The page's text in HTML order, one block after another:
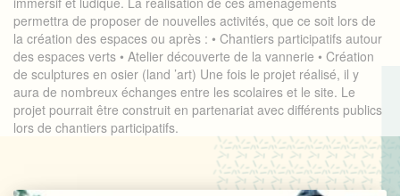
permettra de proposer de nouvelles activités, que ce soit lors de
la création des espaces ou après : • Chantiers participatifs autour
des espaces verts • Atelier découverte de la vannerie • Création
de sculptures en osier (land ’art) Une fois le projet réalisé, il y
aura de nombreux échanges entre les scolaires et le site. Le
projet pourrait être construit en partenariat avec différents publics
lors de chantiers participatifs.